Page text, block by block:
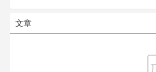
文章